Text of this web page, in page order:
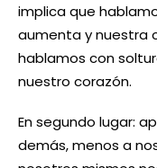
implica que
aumenta y nuestra
hablamos con
nuestro corazón.
En segundo lugar:
demás, menos a